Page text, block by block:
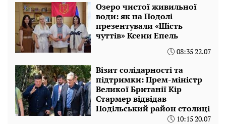
Озеро чистої живильної
води: як на Подолі
презентували «Шість
чуттів» Ксени Епель
08:35 22.07
Візит солідарності та
підтримки: Прем-міністр
Великої Британії Кір
Стармер відвідав
Подільський район столиці
10:15 20.07